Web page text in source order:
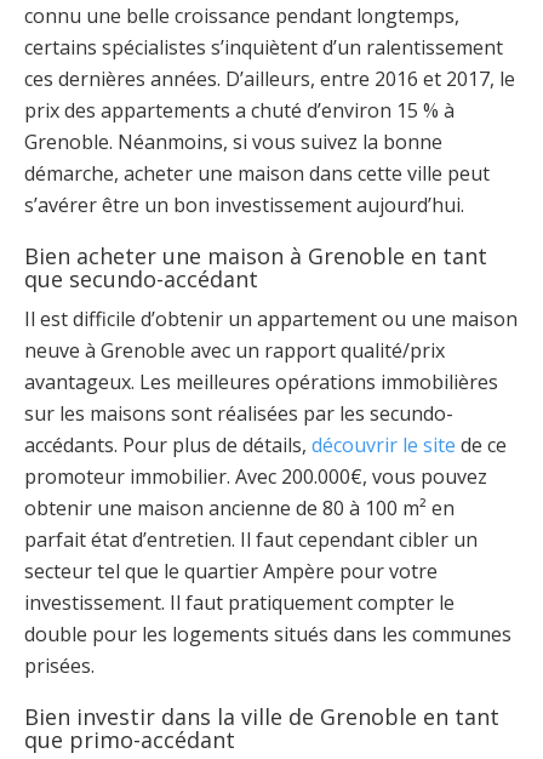
connu une belle croissance pendant longtemps,
certains spécialistes s’inquiètent d’un ralentissement
ces dernières années. D’ailleurs, entre 2016 et 2017, le
prix des appartements a chuté d’environ 15 % à
Grenoble. Néanmoins, si vous suivez la bonne
démarche, acheter une maison dans cette ville peut
s’avérer être un bon investissement aujourd’hui.
Bien acheter une maison à Grenoble en tant
que secundo-accédant
Il est difficile d’obtenir un appartement ou une maison
neuve à Grenoble avec un rapport qualité/prix
avantageux. Les meilleures opérations immobilières
sur les maisons sont réalisées par les secundo-
accédants. Pour plus de détails, découvrir le site de ce
promoteur immobilier. Avec 200.000€, vous pouvez
obtenir une maison ancienne de 80 à 100 m² en
parfait état d’entretien. Il faut cependant cibler un
secteur tel que le quartier Ampère pour votre
investissement. Il faut pratiquement compter le
double pour les logements situés dans les communes
prisées.
Bien investir dans la ville de Grenoble en tant
que primo-accédant